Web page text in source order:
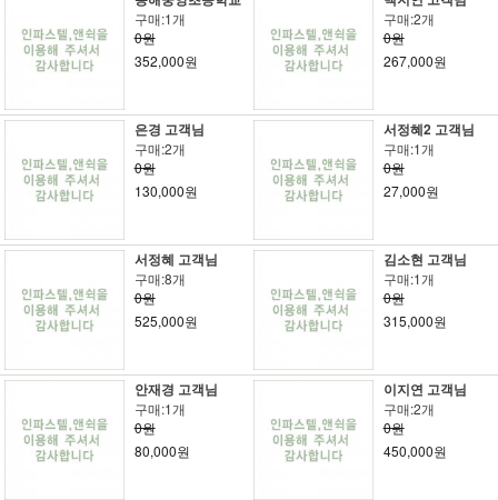
구매:1개
0원
352,000원
구매:2개
0원
267,000원
은경 고객님
구매:2개
0원
130,000원
서정혜2 고객님
구매:1개
0원
27,000원
서정혜 고객님
구매:8개
0원
525,000원
김소현 고객님
구매:1개
0원
315,000원
안재경 고객님
구매:1개
0원
80,000원
이지연 고객님
구매:2개
0원
450,000원